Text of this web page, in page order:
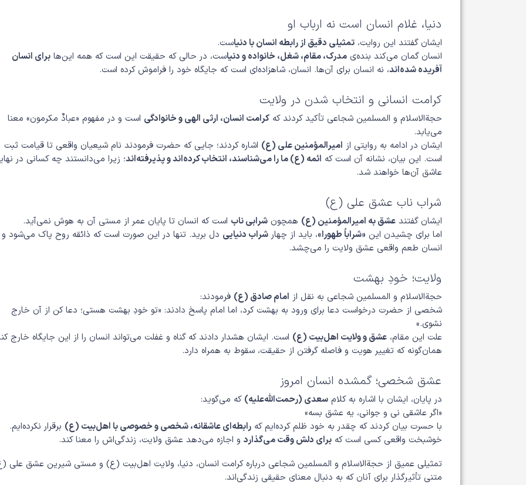
دنیا، غلام انسان است نه ارباب او
ایشان گفتند این روایت، تمثیلی دقیق از رابطه انسان با دنیاست.
انسان گمان می‌کند بنده‌ی مدرک، مقام، شغل، خانواده و دنیاست، در حالی که حقیقت این است که همه این‌ها برای انسان
آفریده شده‌اند، نه انسان برای آن‌ها. انسان، شاهزاده‌ای است که جایگاه خود را فراموش کرده است.
کرامت انسانی و انتخاب شدن در ولایت
حجة‌الاسلام و المسلمین شجاعی تأکید کردند که کرامت انسان، ارثی الهی و خانوادگی است و در مفهوم «عبادٌ مکرمون» معنا
می‌یابد.
ایشان در ادامه به روایتی از امیرالمؤمنین علی (ع) اشاره کردند؛ جایی که حضرت فرمودند نام شیعیان واقعی تا قیامت ثبت
است. این بیان، نشانه آن است که ائمه (ع) ما را می‌شناسند، انتخاب کرده‌اند و پذیرفته‌اند؛ زیرا می‌دانستند چه کسانی در
عاشق آن‌ها خواهند شد.
شراب ناب عشق علی (ع)
ایشان گفتند عشق به امیرالمؤمنین (ع) همچون شرابی ناب است که انسان تا پایان عمر از مستی آن به هوش نمی‌آید.
اما برای چشیدن این «شراباً طهورا»، باید از چهار شراب دنیایی دل برید. تنها در این صورت است که ذائقه روح پاک می‌شود و
انسان طعم واقعی عشق ولایت را می‌چشد.
ولایت؛ خودِ بهشت
حجة‌الاسلام و المسلمین شجاعی به نقل از امام صادق (ع) فرمودند:
شخصی از حضرت درخواست دعا برای ورود به بهشت کرد، اما امام پاسخ دادند: «تو خودِ بهشت هستی؛ دعا کن از آن خارج
نشوی.»
علت این مقام، عشق و ولایت اهل‌بیت (ع) است. ایشان هشدار دادند که گناه و غفلت می‌تواند انسان را از این جایگاه خارج
همان‌گونه که تغییر هویت و فاصله گرفتن از حقیقت، سقوط به همراه دارد.
عشق شخصی؛ گمشده انسان امروز
در پایان، ایشان با اشاره به کلام سعدی (رحمت‌الله‌علیه) که می‌گوید:
«اگر عاشقی نی و جوانی، یه عشق بسه»
با حسرت بیان کردند که چقدر به خود ظلم کرده‌ایم که رابطه‌ای عاشقانه، شخصی و خصوصی با اهل‌بیت (ع) برقرار نکرده‌ایم.
خوشبخت واقعی کسی است که برای دلش وقت می‌گذارد و اجازه می‌دهد عشق ولایت، زندگی‌اش را معنا کند.
تمثیلی عمیق از حجة‌الاسلام و المسلمین شجاعی درباره کرامت انسان، دنیا، ولایت اهل‌بیت (ع) و مستی شیرین عشق علی
متنی تأثیرگذار برای آنان که به دنبال معنای حقیقی زندگی‌اند.